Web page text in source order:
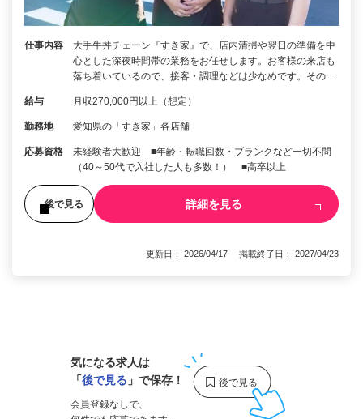
仕事内容
大手牛丼チェーン『すき家』で、店内清掃や翌日の準備を中
心とした深夜時間帯の業務をお任せします。お客様の来店も
落ち着いているので、接客・調理などは少なめです。その…
給与 月収270,000円以上（想定）
勤務地 愛知県の「すき家」各店舗
応募資格
未経験者大歓迎 ■年齢・転職回数・ブランクなど一切不問
（40～50代で入社した人も多数！） ■高卒以上
後で見る 詳細を見る
更新日： 2026/04/17 掲載終了日： 2027/04/23
気になる求人は
「後で見る 」で保存！
会員登録なしで、